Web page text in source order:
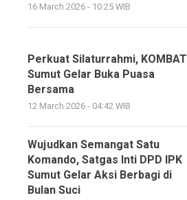
16 March 2026 - 10:25 WIB
Perkuat Silaturrahmi, KOMBAT
Sumut Gelar Buka Puasa
Bersama
12 March 2026 - 04:42 WIB
Wujudkan Semangat Satu
Komando, Satgas Inti DPD IPK
Sumut Gelar Aksi Berbagi di
Bulan Suci